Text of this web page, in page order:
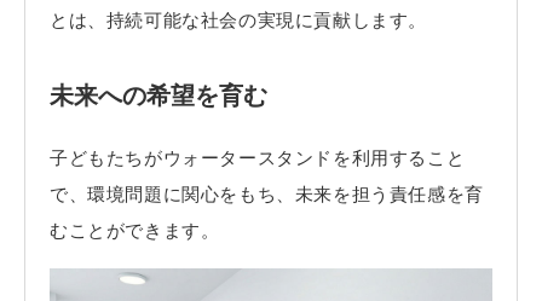
とは、持続可能な社会の実現に貢献します。
未来への希望を育む
子どもたちがウォータースタンドを利用すること
で、環境問題に関心をもち、未来を担う責任感を育
むことができます。